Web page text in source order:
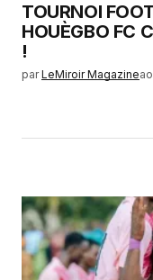
TOURNOI
HOUÈGBO FC
!
par LeMiroir Magazine